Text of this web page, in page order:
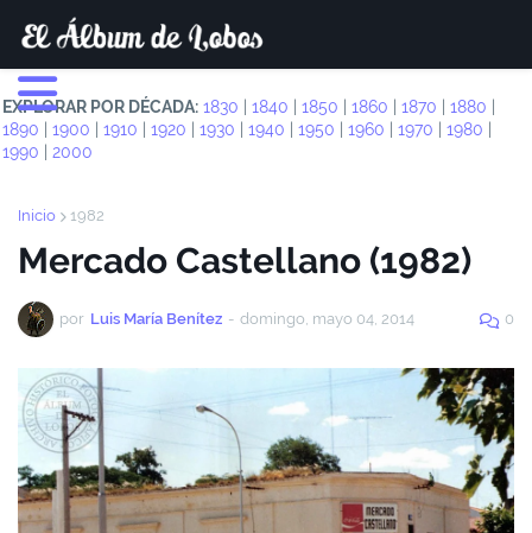
EXPLORAR POR DÉCADA: 1830 1840 1850 1860 1870 1880
1890
1900 1910 1920 1930 1940 1950 1960 1970 1980
1990
2000
Inicio 1982
Mercado Castellano (1982)
por Luis María Benítez - domingo, mayo 04, 2014 0